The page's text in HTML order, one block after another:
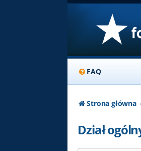
FAQ
Strona główna
Dział